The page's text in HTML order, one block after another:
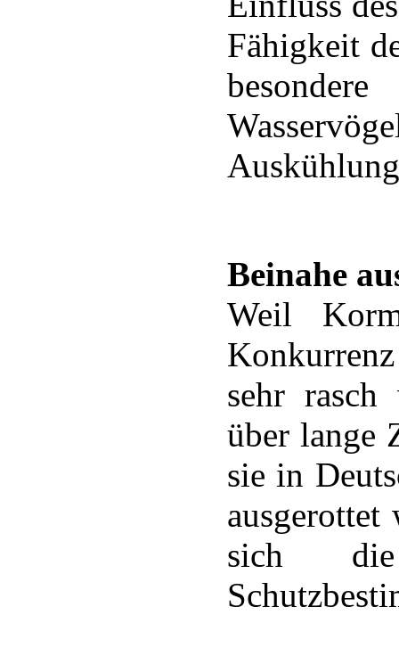
Fähigkeit
Beinahe
Weil
sehr rasch
über lange
sie in
ausgerottet
sich